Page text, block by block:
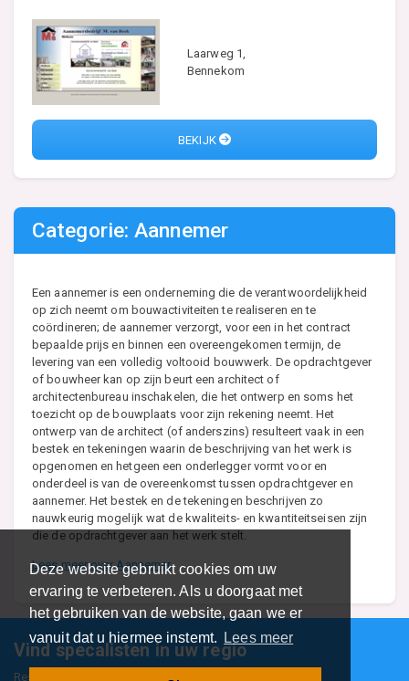
Deze website gebruikt cookies om uw
ervaring te verbeteren. Als u doorgaat met
het gebruiken van de website, gaan we er
vanuit dat u hiermee instemt.
Lees meer
Laarweg 1,
Bennekom
BEKIJK
Categorie: Aannemer
Een aannemer is een onderneming die de verantwoordelijkheid
op zich neemt om bouwactiviteiten te realiseren en te
coördineren; de aannemer verzorgt, voor een in het contract
bepaalde prijs en binnen een overeengekomen termijn, de
levering van een volledig voltooid bouwwerk. De opdrachtgever
of bouwheer kan op zijn beurt een architect of
architectenbureau inschakelen, die het ontwerp en soms het
toezicht op de bouwplaats voor zijn rekening neemt. Het
ontwerp van de architect (of anderszins) resulteert vaak in een
bestek en tekeningen waarin de beschrijving van het werk is
opgenomen en hetgeen een onderlegger vormt voor en
onderdeel is van de overeenkomst tussen opdrachtgever en
aannemer. Het bestek en de tekeningen beschrijven zo
nauwkeurig mogelijk wat de kwaliteits- en kwantiteitseisen zijn
die de opdrachtgever aan het werk stelt.
Lees meer over Aannemer
Vind specalisten in uw regio
Restaurant